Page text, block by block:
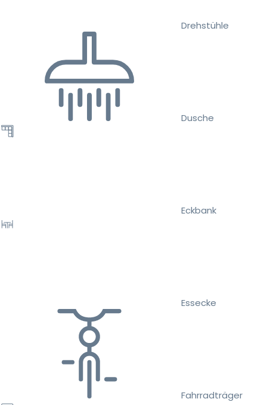
Drehstühle
Dusche
Eckbank
Essecke
Fahrradträger